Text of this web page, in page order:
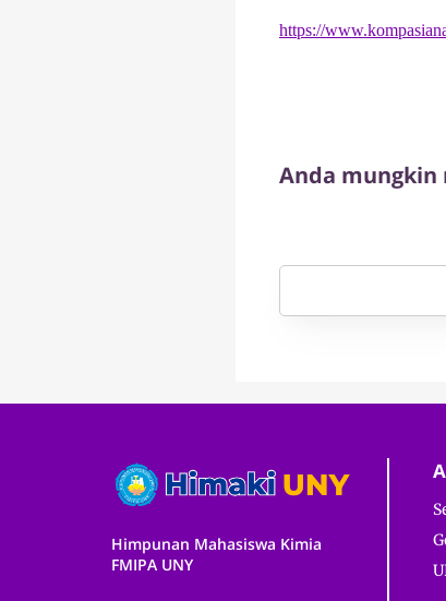
https://
Anda
Himpunan Mahasiswa Kimia
FMIPA UNY